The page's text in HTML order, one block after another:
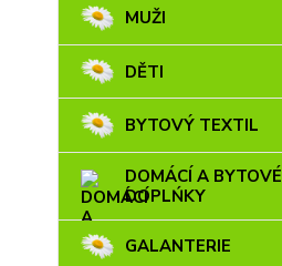
MUŽI
DĚTI
BYTOVÝ TEXTIL
DOMÁCÍ A BYTOVÉ
DOPLŃKY
GALANTERIE